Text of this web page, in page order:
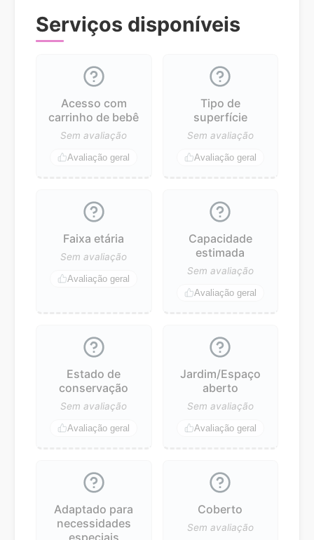
Serviços disponíveis
Acesso com
carrinho de bebê
Sem avaliação
Avaliação geral
Tipo de
superfície
Sem avaliação
Avaliação geral
Faixa etária
Sem avaliação
Avaliação geral
Capacidade
estimada
Sem avaliação
Avaliação geral
Estado de
conservação
Sem avaliação
Avaliação geral
Jardim/Espaço
aberto
Sem avaliação
Avaliação geral
Adaptado para
necessidades
especiais
Coberto
Sem avaliação